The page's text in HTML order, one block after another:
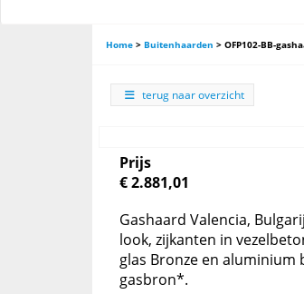
Home > Buitenhaarden > OFP102-BB-
terug naar overzicht
Prijs
€ 2.881,01
Gashaard Valencia,
look, zijkanten in
glas Bronze en
gasbron*.